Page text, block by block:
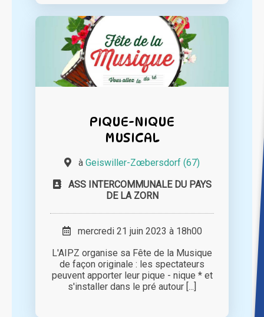
PIQUE-NIQUE
MUSICAL
à Geiswiller-Zœbersdorf (67)
ASS INTERCOMMUNALE DU PAYS
DE LA ZORN
mercredi 21 juin 2023 à 18h00
L'AIPZ organise sa Fête de la Musique
de façon originale : les spectateurs
peuvent apporter leur pique - nique * et
s'installer dans le pré autour [...]